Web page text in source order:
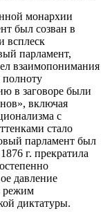
монархии
был созван в
всплеск
парламент,
взаимопонимания
в заговоре были
включая
с
стало
парламент был
г. прекратила
давление
режим
диктатуры.